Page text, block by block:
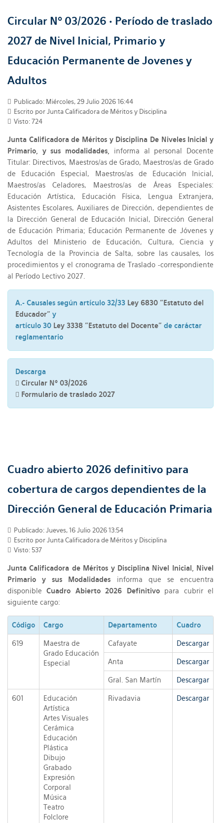
Circular Nº 03/2026 • Período de traslado
2027 de Nivel Inicial, Primario y
Educación Permanente de Jovenes y
Adultos
Publicado: Miércoles, 29 Julio 2026 16:44
Escrito por Junta Calificadora de Méritos y Disciplina
Visto: 724
Junta Calificadora de Méritos y Disciplina De Niveles Inicial y
Primario, y sus modalidades,
informa al personal Docente
Titular: Directivos, Maestros/as de Grado, Maestros/as de Grado
de Educación Especial, Maestros/as de Educación Inicial,
Maestros/as Celadores, Maestros/as de Áreas Especiales:
Educación Artística, Educación Física, Lengua Extranjera,
Asistentes Escolares, Auxiliares de Dirección, dependientes de
la Dirección General de Educación Inicial, Dirección General
de Educación Primaria; Educación Permanente de Jóvenes y
Adultos del Ministerio de Educación, Cultura, Ciencia y
Tecnología de la Provincia de Salta, sobre las causales, los
procedimientos y el cronograma de Traslado -correspondiente
al Período Lectivo 2027.
A.- Causales según artículo 32/33 Ley 6830 "Estatuto del
Educador" y
artículo 30 Ley 3338 "Estatuto del Docente" de caráctar
reglamentario
Descarga
Circular Nº 03/2026
Formulario de traslado 2027
Cuadro abierto 2026 definitivo para
cobertura de cargos dependientes de la
Dirección General de Educación Primaria
Publicado: Jueves, 16 Julio 2026 13:54
Escrito por Junta Calificadora de Méritos y Disciplina
Visto: 537
Junta Calificadora de Méritos y Disciplina Nivel Inicial, Nivel
Primario y sus Modalidades informa que se encuentra
disponibleCuadro Abierto 2026 Definitivopara cubrir el
siguiente cargo:
Código Cargo Departamento Cuadro
619
Maestra de
Grado Educación
Especial
Cafayate Descargar
Anta Descargar
Gral. San Martín Descargar
601
Educación
Artística
Artes Visuales
Cerámica
Educación
Plástica
Dibujo
Grabado
Expresión
Corporal
Música
Teatro
Folclore
Rivadavia Descargar